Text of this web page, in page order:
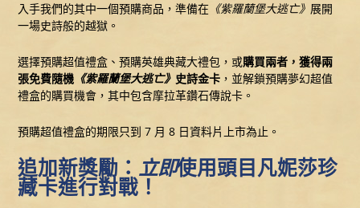
入手我們的其中一個預購商品，準備在 《紫羅蘭堡大逃亡》 展開
一場史詩般的越獄。
選擇預購超值禮盒、預購英雄典藏大禮包，或購買兩者，獲得兩
張免費隨機 《紫羅蘭堡大逃亡》 史詩金卡 ，並解鎖預購夢幻超值
禮盒的購買機會，其中包含摩拉革鑽石傳說卡。
預購超值禮盒的期限只到 7 月 8 日資料片上市為止。
追加新獎勵： 立即使用頭目凡妮莎珍
藏卡進行對戰！